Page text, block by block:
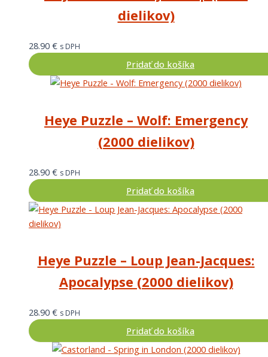
dielikov)
28.90 € s DPH
Pridať do košíka
Heye Puzzle – Wolf: Emergency
(2000 dielikov)
28.90 € s DPH
Pridať do košíka
Heye Puzzle – Loup Jean-Jacques:
Apocalypse (2000 dielikov)
28.90 € s DPH
Pridať do košíka